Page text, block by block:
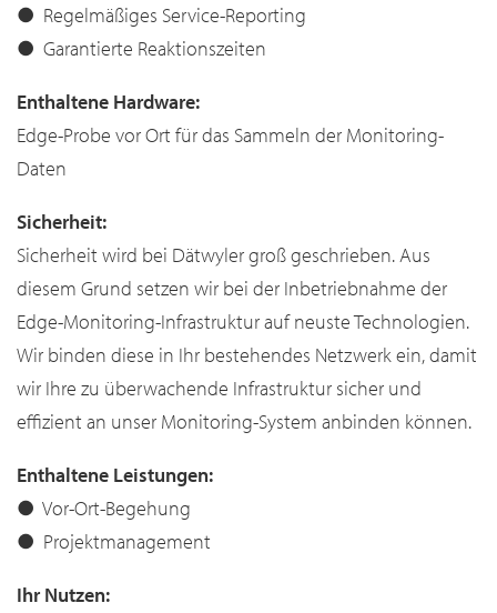
● Regelmäßiges Service-Reporting
● Garantierte Reaktionszeiten
Enthaltene Hardware:
Edge-Probe vor Ort für das Sammeln der Monitoring-
Daten
Sicherheit:
Sicherheit wird bei Dätwyler groß geschrieben. Aus
diesem Grund setzen wir bei der Inbetriebnahme der
Edge-Monitoring-Infrastruktur auf neuste Technologien.
Wir binden diese in Ihr bestehendes Netzwerk ein, damit
wir Ihre zu überwachende Infrastruktur sicher und
effizient an unser Monitoring-System anbinden können.
Enthaltene Leistungen:
● Vor-Ort-Begehung
● Projektmanagement
Ihr Nutzen: